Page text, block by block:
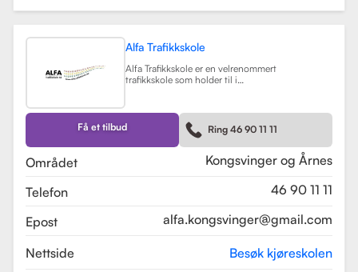
Alfa Trafikkskole
Alfa Trafikkskole er en velrenommert
trafikkskole som holder til i
kjøreopplæringen. Skolen tilbyr et
bredt spekter av tjenester, inkludert
opplæring for førerkort klasse B,
både med manuelt og automatgir.
Få et tilbud Ring 46 90 11 11
Området
Kongsvinger og Årnes
Telefon
46 90 11 11
Epost
alfa.kongsvinger@gmail.com
Nettside Besøk kjøreskolen